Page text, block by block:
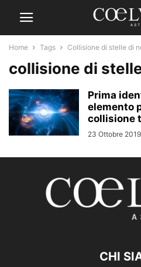
Home Tags Collisione di stelle di
collisione di
Prima
elemento
collisione
23 Ottobre 2019
CHI